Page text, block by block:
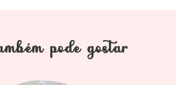
pode gostar